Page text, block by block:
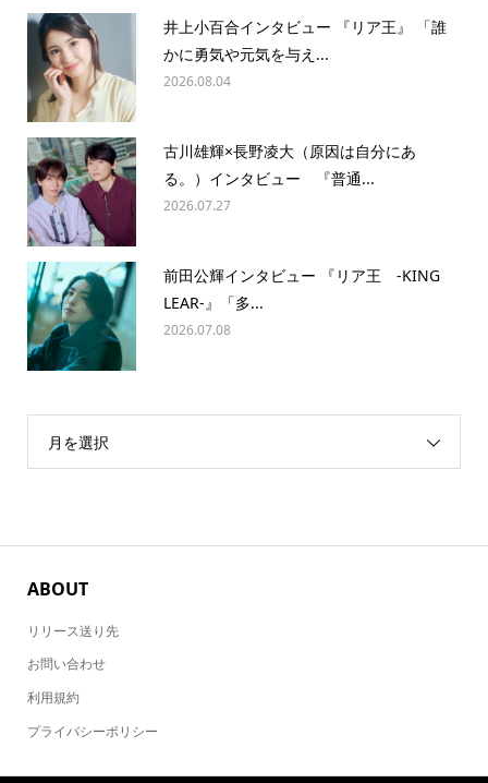
井上小百合インタビュー 『リア王』 「誰
かに勇気や元気を与え...
2026.08.04
古川雄輝×長野凌大（原因は自分にあ
る。）インタビュー 『普通...
2026.07.27
前田公輝インタビュー 『リア王 -KING
LEAR-』「多...
2026.07.08
月を選択
ABOUT
リリース送り先
お問い合わせ
利用規約
プライバシーポリシー